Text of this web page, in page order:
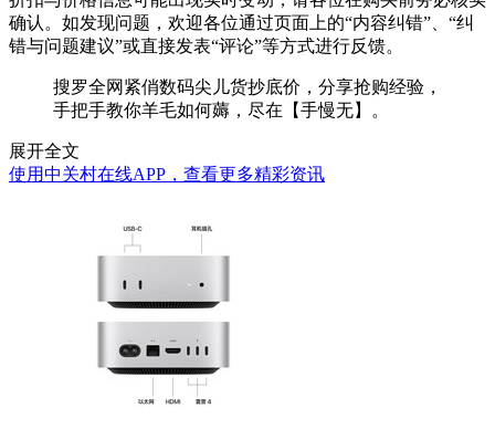
确认。如发现问题，欢迎各位通过页面上的“内容纠错”、“纠
错与问题建议”或直接发表“评论”等方式进行反馈。
搜罗全网紧俏数码尖儿货抄底价，分享抢购经验，
手把手教你羊毛如何薅，尽在【手慢无】。
展开全文
使用中关村在线APP，查看更多精彩资讯